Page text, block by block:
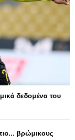
δεδομένα του
βρώμικους